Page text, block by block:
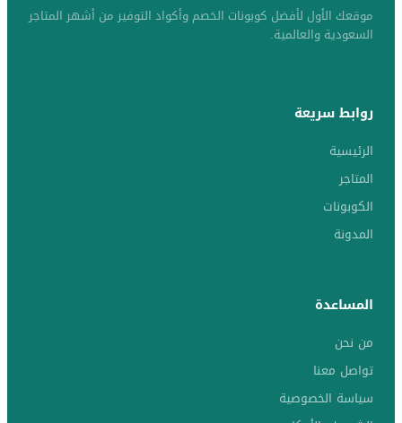
موقعك الأول لأفضل كوبونات الخصم وأكواد التوفير من أشهر المتاجر
السعودية والعالمية.
روابط سريعة
الرئيسية
المتاجر
الكوبونات
المدونة
المساعدة
من نحن
تواصل معنا
سياسة الخصوصية